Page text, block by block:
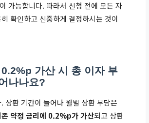
가능합니다. 따라서 신청 전에 모든 자
확인하고 신중하게 결정하시는 것이
가산 시 총 이자 부
나나요?
상환 기간이 늘어나 월별 상환 부담은
존 약정 금리에 0.2%p가 가산되고 상환